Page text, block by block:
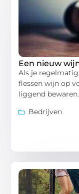
Een nieuw
Als je
flessen wijn op
liggend
Bedrijven